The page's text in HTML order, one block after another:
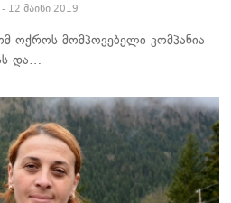
12 მაისი 2019
ოქროს მომპოვებელი კომპანია
და…